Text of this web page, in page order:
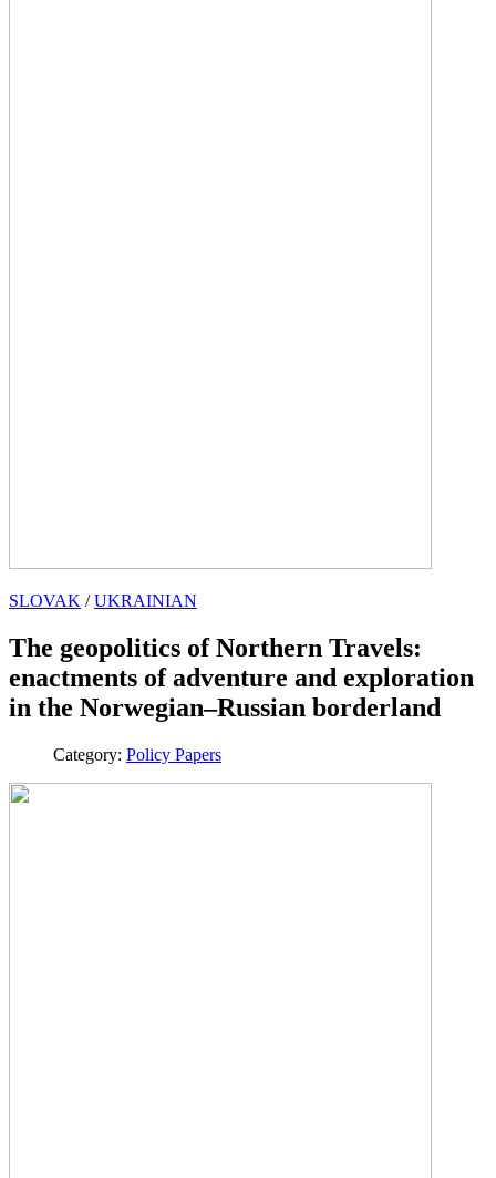
SLOVAK /UKRAINIAN
The geopolitics of Northern Travels:
enactments of adventure and exploration
in the Norwegian–Russian borderland
Category: Policy Papers